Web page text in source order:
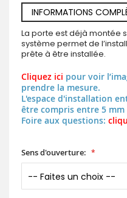
INFORMATIONS
La porte est déjà montée
système permet de
prête à être installée.
Cliquez ici pour voir
prendre la mesure.
L'espace d'installation
être compris entre 5
Foire aux questions:
Sens d'ouverture: